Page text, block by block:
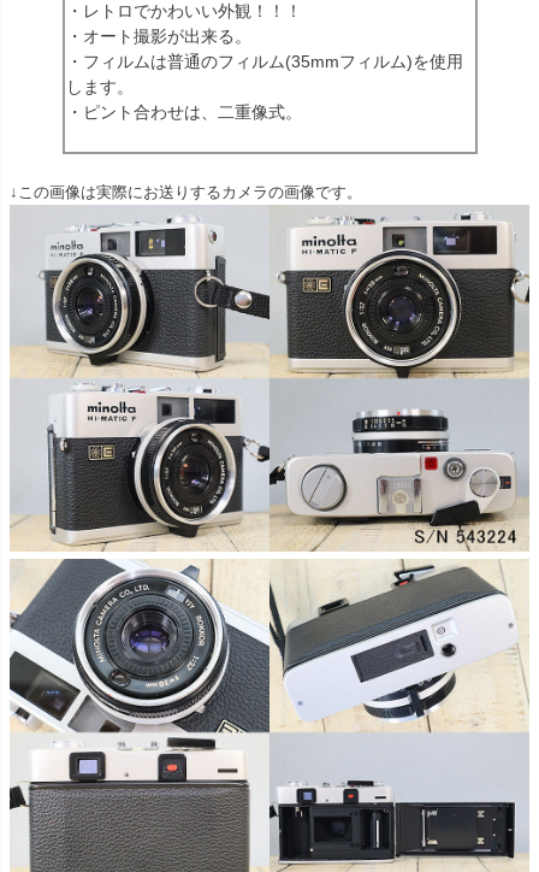
・レトロでかわいい外観！！！
・オート撮影が出来る。
・フィルムは普通のフィルム(35mmフィルム)を使用
します。
・ピント合わせは、二重像式。
↓この画像は実際にお送りするカメラの画像です。